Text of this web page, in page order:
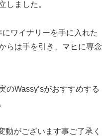
しました。
ワイナリーを手に入れた
らは手を引き、マヒに専念
のWassy’sがおすすめする
がございます事ご了承く